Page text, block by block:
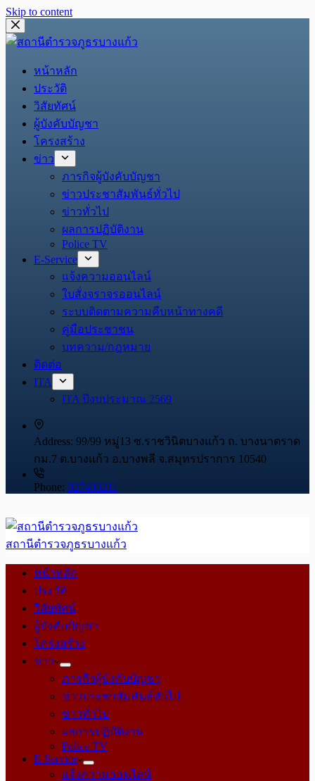
Skip to content
หน้าหลัก
ประวัติ
วิสัยทัศน์
ผู้บังคับบัญชา
โครงสร้าง
ข่าว
ภารกิจผู้บังคับบัญชา
ข่าวประชาสัมพันธ์ทั่วไป
ข่าวทั่วไป
ผลการปฏิบัติงาน
Police TV
E-Service
แจ้งความออนไลน์
ใบสั่งจราจรออนไลน์
ระบบติดตามความคืบหน้าทางคดี
คู่มือประชาชน
บทความ/กฎหมาย
ติดต่อ
ITA
ITA ปีงบประมาณ 2569
Address: 99/99 หมู่13 ซ.ราชวินิตบางแก้ว ถ. บางนาตราด
กม.7 ต.บางแก้ว อ.บางพลี จ.สมุทรปราการ 10540
Phone: 027403211
สถานีตำรวจภูธรบางแก้ว
หน้าหลัก
ประวัติ
วิสัยทัศน์
ผู้บังคับบัญชา
โครงสร้าง
ข่าว
ภารกิจผู้บังคับบัญชา
ข่าวประชาสัมพันธ์ทั่วไป
ข่าวทั่วไป
ผลการปฏิบัติงาน
Police TV
E-Service
แจ้งความออนไลน์